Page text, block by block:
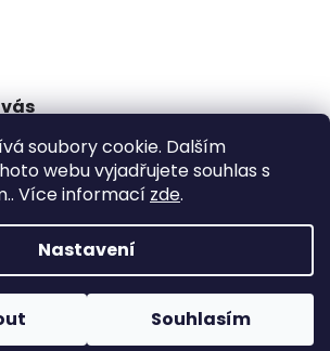
soubory cookie. Dalším
webu vyjadřujete souhlas s
Více informací zde.
Nastavení
Souhlasím
nás neváhej kontaktovat
Irood.cz . Všechna práva vyhrazena.